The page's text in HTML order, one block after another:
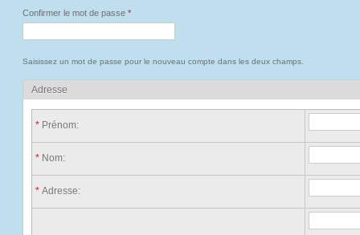
Confirmer le mot de passe *
Saisissez un mot de passe pour le nouveau compte dans les deux champs.
Adresse
* Prénom:
* Nom:
* Adresse: